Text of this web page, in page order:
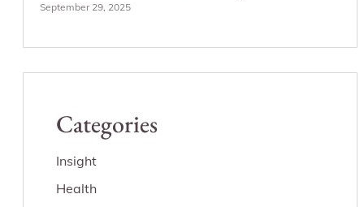
September 29, 2025
Categories
Insight
Health